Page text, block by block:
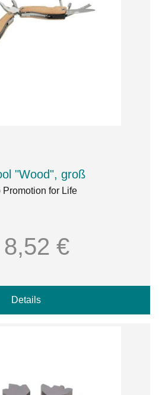
"Wood", groß
Promotion for Life
8,52 €
Details